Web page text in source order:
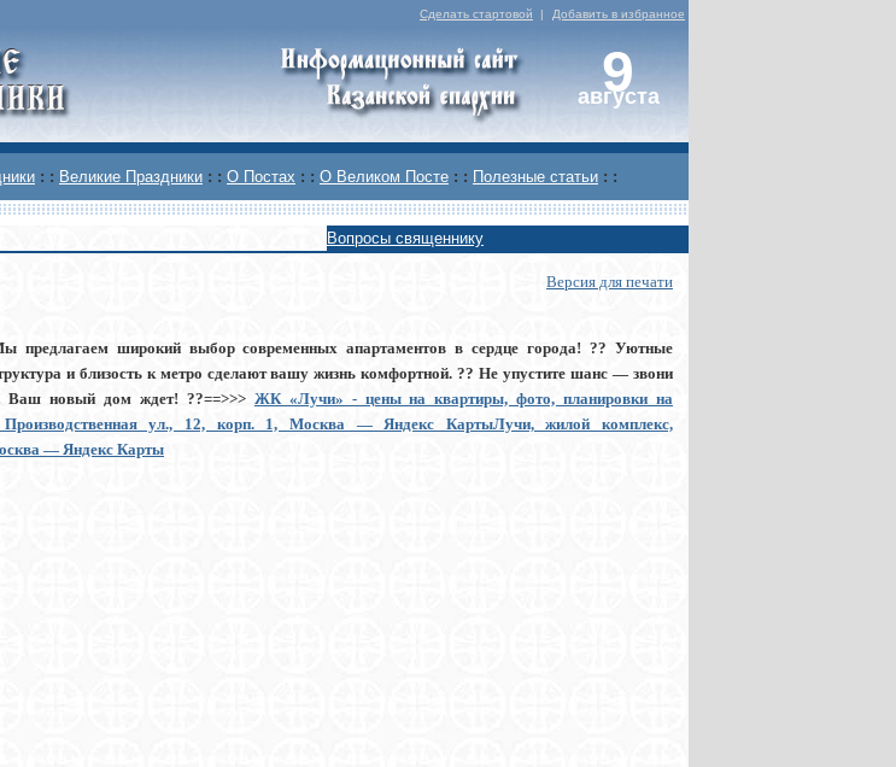
Сделать стартовой | Добавить в избранное
9
августа
: : Великие Праздники : : О Постах : : О Великом Посте : : Полезные статьи : :
Вопросы священнику
Версия для печати
предлагаем широкий выбор современных апартаментов в сердце города! ?? Уютные
и близость к метро сделают вашу жизнь комфортной. ?? Не упустите шанс — звони
Ваш новый дом ждет! ??==>>> ЖК «Лучи» - цены на квартиры, фото, планировки на
ул., 12, корп. 1, Москва — Яндекс КартыЛучи, жилой комплекс,
— Яндекс Карты